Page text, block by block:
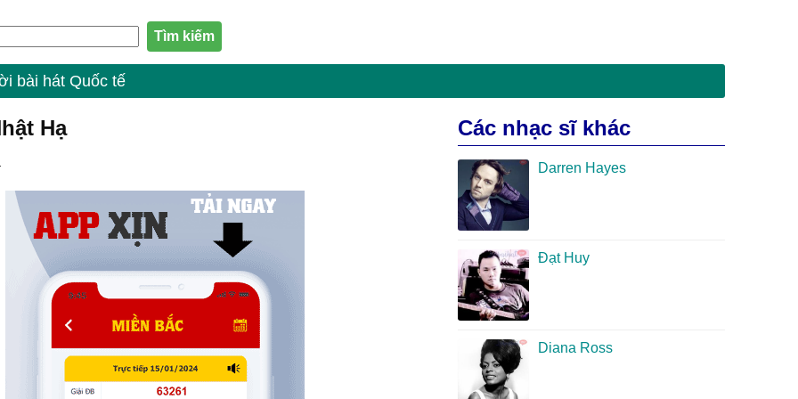
bài hát Quốc tế
Hạ Các nhạc sĩ khác
Darren Hayes
Đạt Huy
Diana Ross